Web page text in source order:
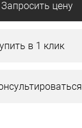
Запросить цену
в 1 клик